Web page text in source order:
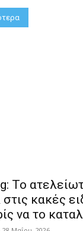
Το
κακές
να το